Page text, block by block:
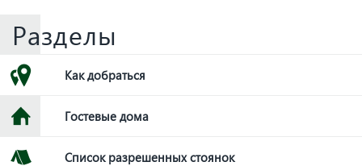
Разделы
Как добраться
Гостевые дома
Список разрешенных стоянок